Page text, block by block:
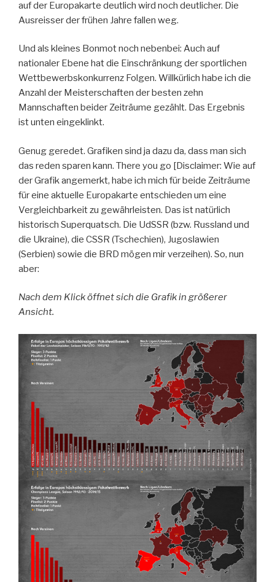
auf der Europakarte deutlich wird noch deutlicher. Die
Ausreisser der frühen Jahre fallen weg.
Und als kleines Bonmot noch nebenbei: Auch auf
nationaler Ebene hat die Einschränkung der sportlichen
Wettbewerbskonkurrenz Folgen. Willkürlich habe ich die
Anzahl der Meisterschaften der besten zehn
Mannschaften beider Zeiträume gezählt. Das Ergebnis
ist unten eingeklinkt.
Genug geredet. Grafiken sind ja dazu da, dass man sich
das reden sparen kann. There you go [Disclaimer: Wie auf
der Grafik angemerkt, habe ich mich für beide Zeiträume
für eine aktuelle Europakarte entschieden um eine
Vergleichbarkeit zu gewährleisten. Das ist natürlich
historisch Superquatsch. Die UdSSR (bzw. Russland und
die Ukraine), die CSSR (Tschechien), Jugoslawien
(Serbien) sowie die BRD mögen mir verzeihen). So, nun
aber:
Nach dem Klick öffnet sich die Grafik in größerer
Ansicht.